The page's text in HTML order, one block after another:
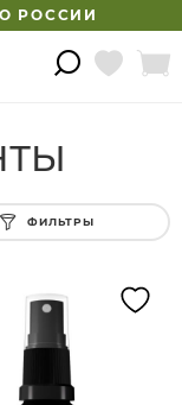
РОССИИ
ФИЛЬТРЫ